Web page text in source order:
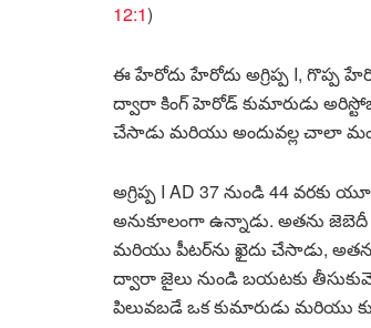
12:1)
ఈ హేరోదు హేరోదు అగ్రిప్ప I,
ద్వారా కింగ్ హెరోడ్ కుమారుడు
చేసాడు మరియు అందువల్ల చాలా
అగ్రిప్ప I AD 37 నుండి 44
అనుకూలంగా ఉన్నాడు. అతను
మరియు పీటర్‌ను ఖైదు చేసాడు,
ద్వారా జైలు నుండి బయటకు
పిలువబడే ఒక కుమారుడు మరియు